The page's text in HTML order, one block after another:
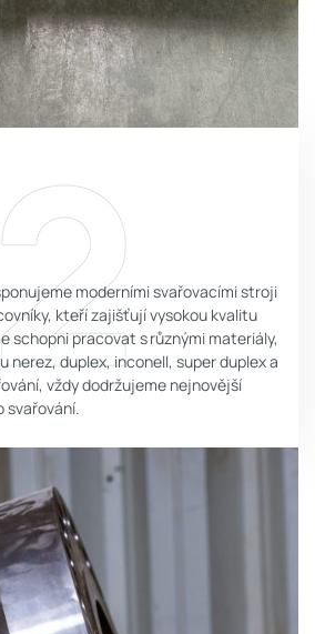
moderními svařovacími stroji
kteří zajišťují vysokou kvalitu
schopni pracovat s různými materiály,
nerez, duplex, inconell, super duplex a
vždy dodržujeme nejnovější
svařování.